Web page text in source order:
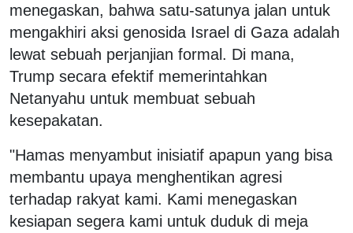
menegaskan, bahwa satu-satunya jalan untuk
mengakhiri aksi genosida Israel di Gaza adalah
lewat sebuah perjanjian formal. Di mana,
Trump secara efektif memerintahkan
Netanyahu untuk membuat sebuah
kesepakatan.
"Hamas menyambut inisiatif apapun yang bisa
membantu upaya menghentikan agresi
terhadap rakyat kami. Kami menegaskan
kesiapan segera kami untuk duduk di meja